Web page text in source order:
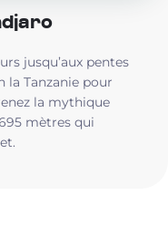
jusqu’aux pentes
la Tanzanie pour
la mythique
mètres qui